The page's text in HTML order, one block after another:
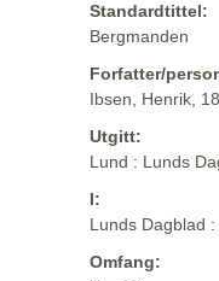
Standardtittel:
Bergmanden
Forfatter/
Ibsen, Henrik,
Utgitt:
Lund : Lunds
I:
Lunds Dagblad
Omfang: